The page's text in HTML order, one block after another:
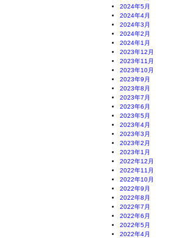
2024年5月
2024年4月
2024年3月
2024年2月
2024年1月
2023年12月
2023年11月
2023年10月
2023年9月
2023年8月
2023年7月
2023年6月
2023年5月
2023年4月
2023年3月
2023年2月
2023年1月
2022年12月
2022年11月
2022年10月
2022年9月
2022年8月
2022年7月
2022年6月
2022年5月
2022年4月